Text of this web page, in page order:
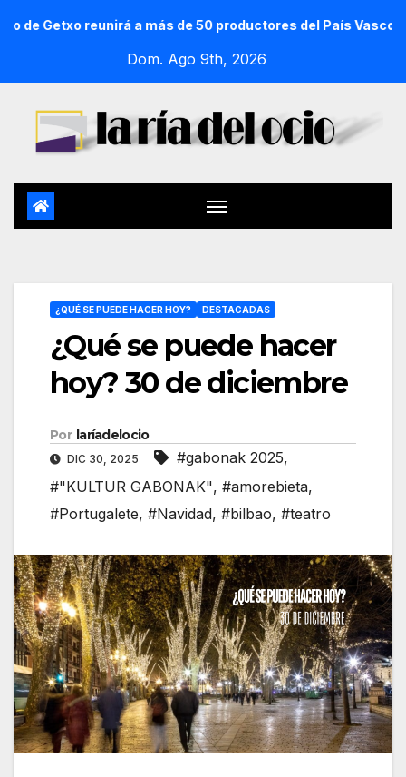
reunirá a más de 50 productores del País Vasco
Dom. Ago 9th, 2026
¿QUÉ SE PUEDE HACER HOY? DESTACADAS
¿Qué se puede hacer
hoy? 30 de diciembre
Por laríadelocio
DIC 30, 2025 #gabonak 2025,
#"KULTUR GABONAK", #amorebieta,
#Portugalete, #Navidad, #bilbao, #teatro